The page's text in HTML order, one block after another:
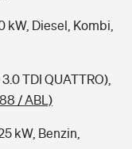
kW, Diesel, Kombi,
TDI QUATTRO),
/ ABL)
kW, Benzin,